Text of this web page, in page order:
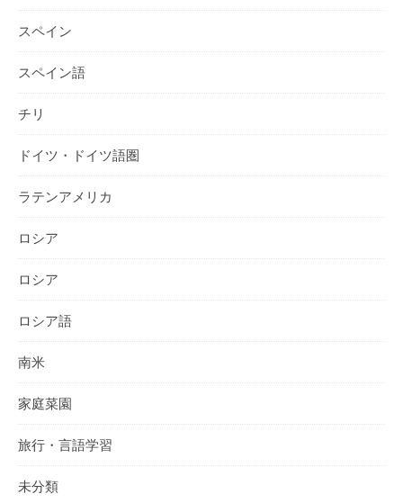
スペイン
スペイン語
チリ
ドイツ・ドイツ語圏
ラテンアメリカ
ロシア
ロシア
ロシア語
南米
家庭菜園
旅行・言語学習
未分類